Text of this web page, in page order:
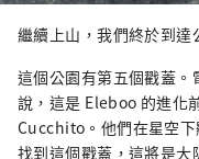
繼續上山，我們終於到達
這個公園有第五個戳蓋
說，這是 Eleboo 的進化
Cucchito。他們在星空
找到這個戳蓋，這將是大